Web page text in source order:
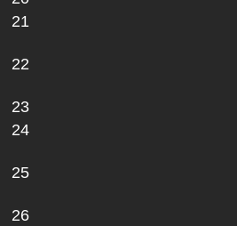
21
22
23
24
25
26